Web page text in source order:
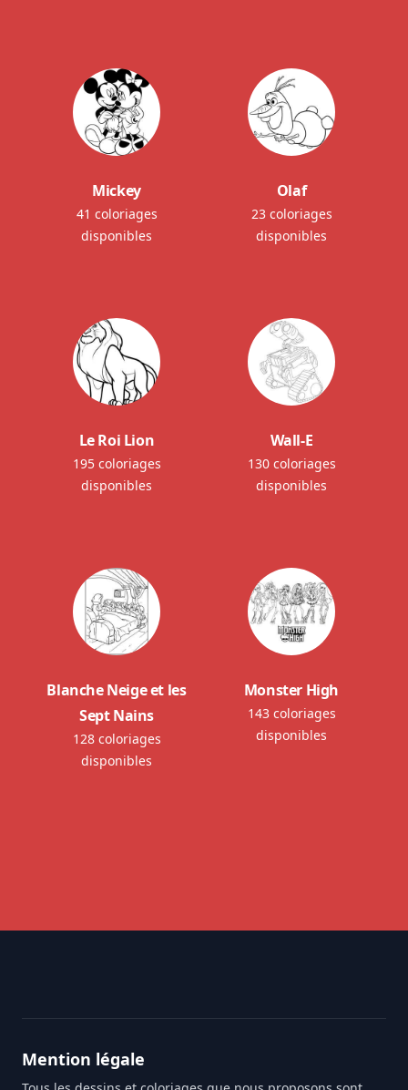
Mickey
41 coloriages
disponibles
Olaf
23 coloriages
disponibles
Le Roi Lion
195 coloriages
disponibles
Wall-E
130 coloriages
disponibles
Blanche Neige et les
Sept Nains
128 coloriages
disponibles
Monster High
143 coloriages
disponibles
Mention légale